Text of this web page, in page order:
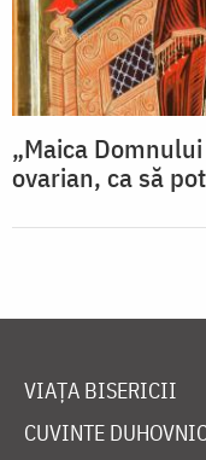
„Maica
ovarian, ca să
VIAȚA BISERICII
CUVINTE